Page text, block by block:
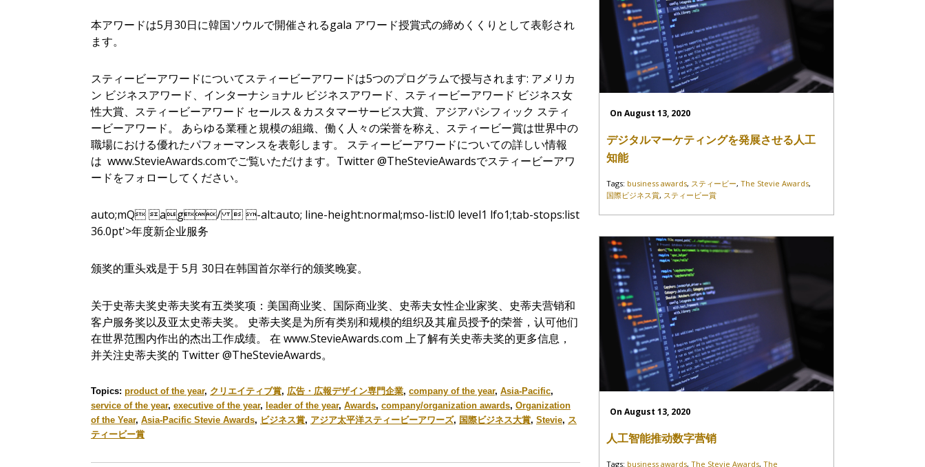
本アワードは5月30日に韓国ソウルで開催されるgala アワード授賞式の締めくくりとして表彰され
ます。
スティービーアワードについてスティービーアワードは5つのプログラムで授与されます: アメリカ
ン ビジネスアワード、インターナショナル ビジネスアワード、スティービーアワード ビジネス女
性大賞、スティービーアワード セールス＆カスタマーサービス大賞、アジアパシフィック スティ
ービーアワード。 あらゆる業種と規模の組織、働く人々の栄誉を称え、スティービー賞は世界中の
職場における優れたパフォーマンスを表彰します。 スティービーアワードについての詳しい情報
は www.StevieAwards.comでご覧いただけます。Twitter @TheStevieAwardsでスティービーアワ
ードをフォローしてください。
auto;mQ ag/  -alt:auto; line-height:normal;mso-list:l0 level1 lfo1;tab-stops:list
36.0pt'>年度新企业服务
颁奖的重头戏是于 5月 30日在韩国首尔举行的颁奖晚宴。
关于史蒂夫奖史蒂夫奖有五类奖项：美国商业奖、国际商业奖、史蒂夫女性企业家奖、史蒂夫营销和
客户服务奖以及亚太史蒂夫奖。 史蒂夫奖是为所有类别和规模的组织及其雇员授予的荣誉，认可他们
在世界范围内作出的杰出工作成绩。 在 www.StevieAwards.com 上了解有关史蒂夫奖的更多信息，
并关注史蒂夫奖的 Twitter @TheStevieAwards。
Topics: product of the year, クリエイティブ賞, 広告・広報デザイン専門企業, company of the year, Asia-Pacific,
service of the year, executive of the year, leader of the year, Awards, company/organization awards, Organization
of the Year, Asia-Pacific Stevie Awards, ビジネス賞, アジア太平洋スティービーアワーズ, 国際ビジネス大賞, Stevie, ス
ティービー賞
On August 13, 2020
デジタルマーケティングを発展させる人工
知能
Tags: business awards, スティービー,The Stevie Awards,
国際ビジネス賞, スティービー賞
On August 13, 2020
人工智能推动数字营销
Tags: business awards,The Stevie Awards,The